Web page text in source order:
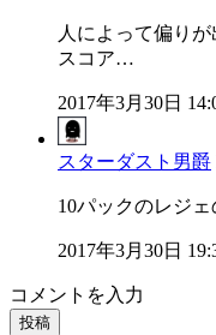
人によって偏り
スコア…
2017年3月30日
スターダスト男爵
10パックのレジェ
2017年3月30日
コメントを入力
投稿